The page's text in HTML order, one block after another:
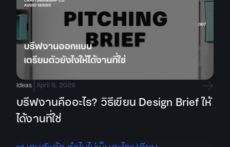
Ideas April 8, 2026
บรีฟงานคืออะไร? วิธีเขียน Design Brief ให้
ได้งานที่ใช่